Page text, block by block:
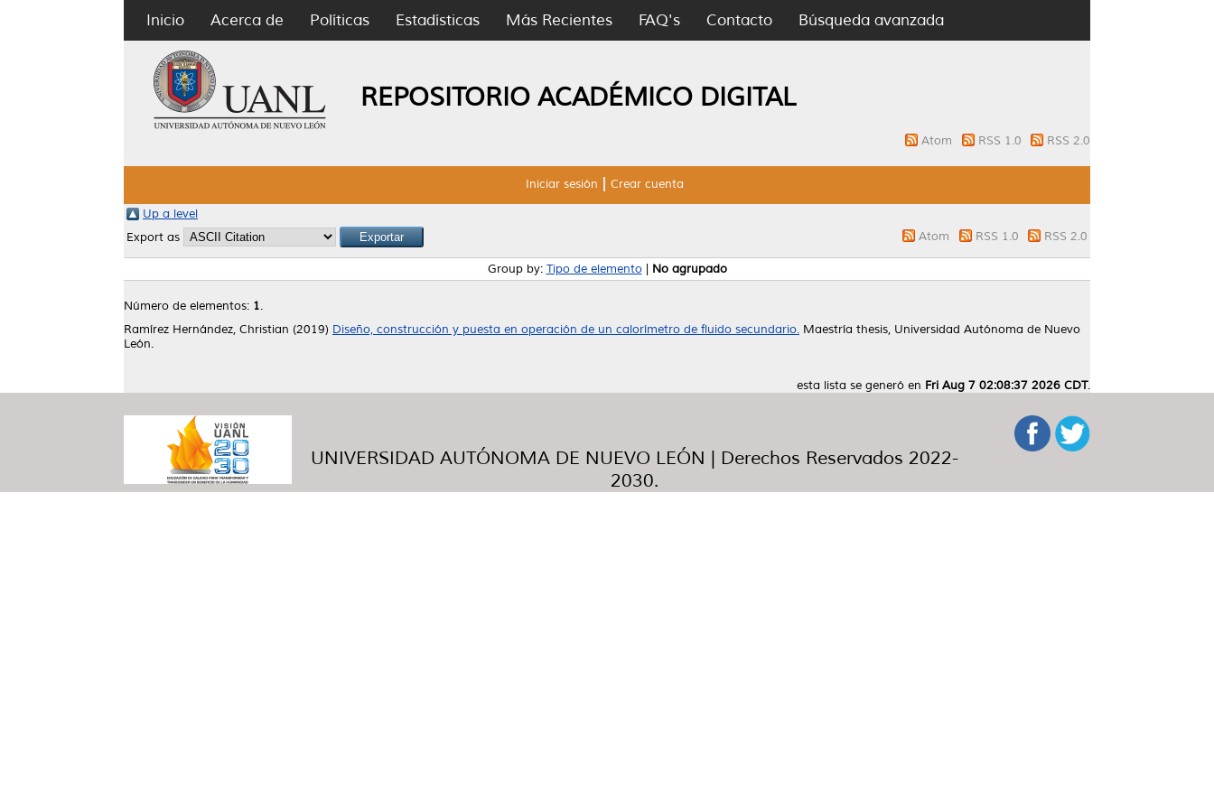
Inicio Acerca de Políticas Estadísticas Más Recientes FAQ's Contacto Búsqueda avanzada
REPOSITORIO ACADÉMICO DIGITAL
Atom RSS 1.0 RSS 2.0
Iniciar sesión Crear cuenta
Up a level
Export as
Atom RSS 1.0 RSS 2.0
Group by: Tipo de elemento| No agrupado
Número de elementos: 1.
Ramírez Hernández, Christian (2019) Diseño, construcción y puesta en operación de un calorímetro de fluido secundario. Maestría thesis, Universidad Autónoma de Nuevo
León.
esta lista se generó en Fri Aug 7 02:08:37 2026 CDT.
UNIVERSIDAD AUTÓNOMA DE NUEVO LEÓN | Derechos Reservados 2022-
2030.